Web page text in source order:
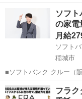
「Wワーク」など働き方
のみ午後のみ可能！ アルバイト枠
します🚲 ...
配送
ソフト
の家電
月給
ソフト
稲城市
■ソフトバンク クルー（
ドバンドサービスの提案・販売を
容】 ・スマートフォンな
東京 稲城市 その
フラク